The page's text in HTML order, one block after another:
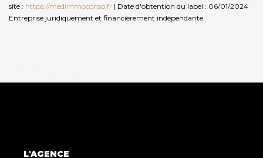
site : https://medimmoconso.fr | Date d'obtention du label : 06/01/2024
Entreprise juridiquement et financièrement indépendante
L'AGENCE